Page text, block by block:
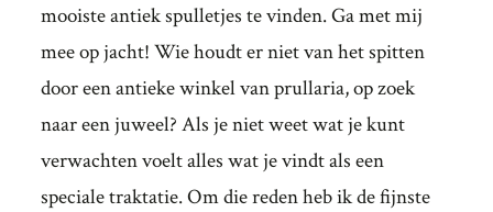
mooiste antiek spulletjes te vinden. Ga met mij
mee op jacht! Wie houdt er niet van het spitten
door een antieke winkel van prullaria, op zoek
naar een juweel? Als je niet weet wat je kunt
verwachten voelt alles wat je vindt als een
speciale traktatie. Om die reden heb ik de fijnste